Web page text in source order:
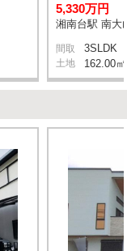
5,330万円
湘南台駅 南大
間取 3SLDK
土地 162.00㎡